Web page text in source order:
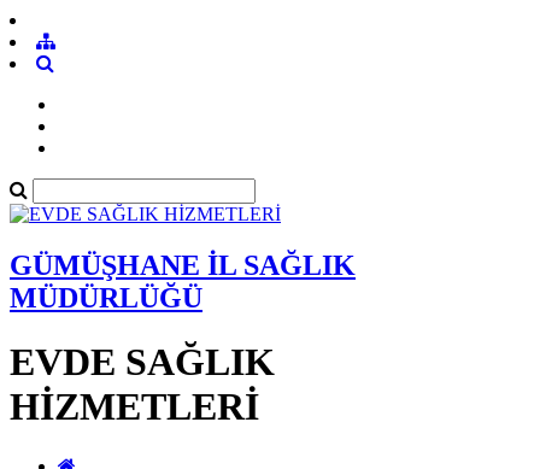
GÜMÜŞHANE İL SAĞLIK
MÜDÜRLÜĞÜ
EVDE SAĞLIK
HİZMETLERİ